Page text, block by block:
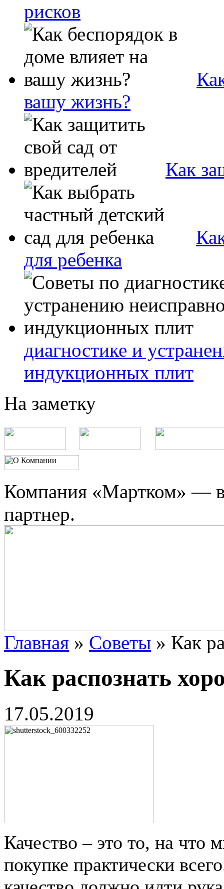
рисков
вашу жизнь?
Как
для ребенка
диагностике и
индукционных плит
На заметку
Компания «Мартком» —
партнер.
Главная » Советы » Как
Как распознать
17.05.2019
Качество – это то, на
покупке практически